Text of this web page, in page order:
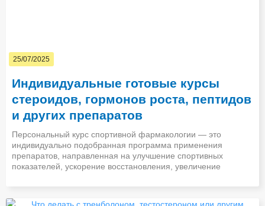
25/07/2025
Индивидуальные готовые курсы
стероидов, гормонов роста, пептидов
и других препаратов
Персональный курс спортивной фармакологии — это
индивидуально подобранная программа применения
препаратов, направленная на улучшение спортивных
показателей, ускорение восстановления, увеличение